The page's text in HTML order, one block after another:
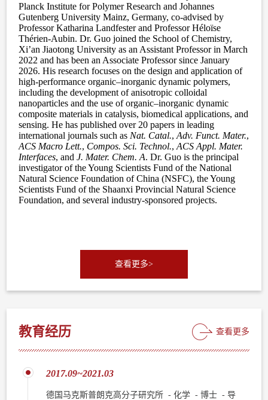
查看更多>
教育经历 查看更多
2017.09~2021.03
德国马克斯普朗克高分子研究所 - 化学 - 博士 - 导